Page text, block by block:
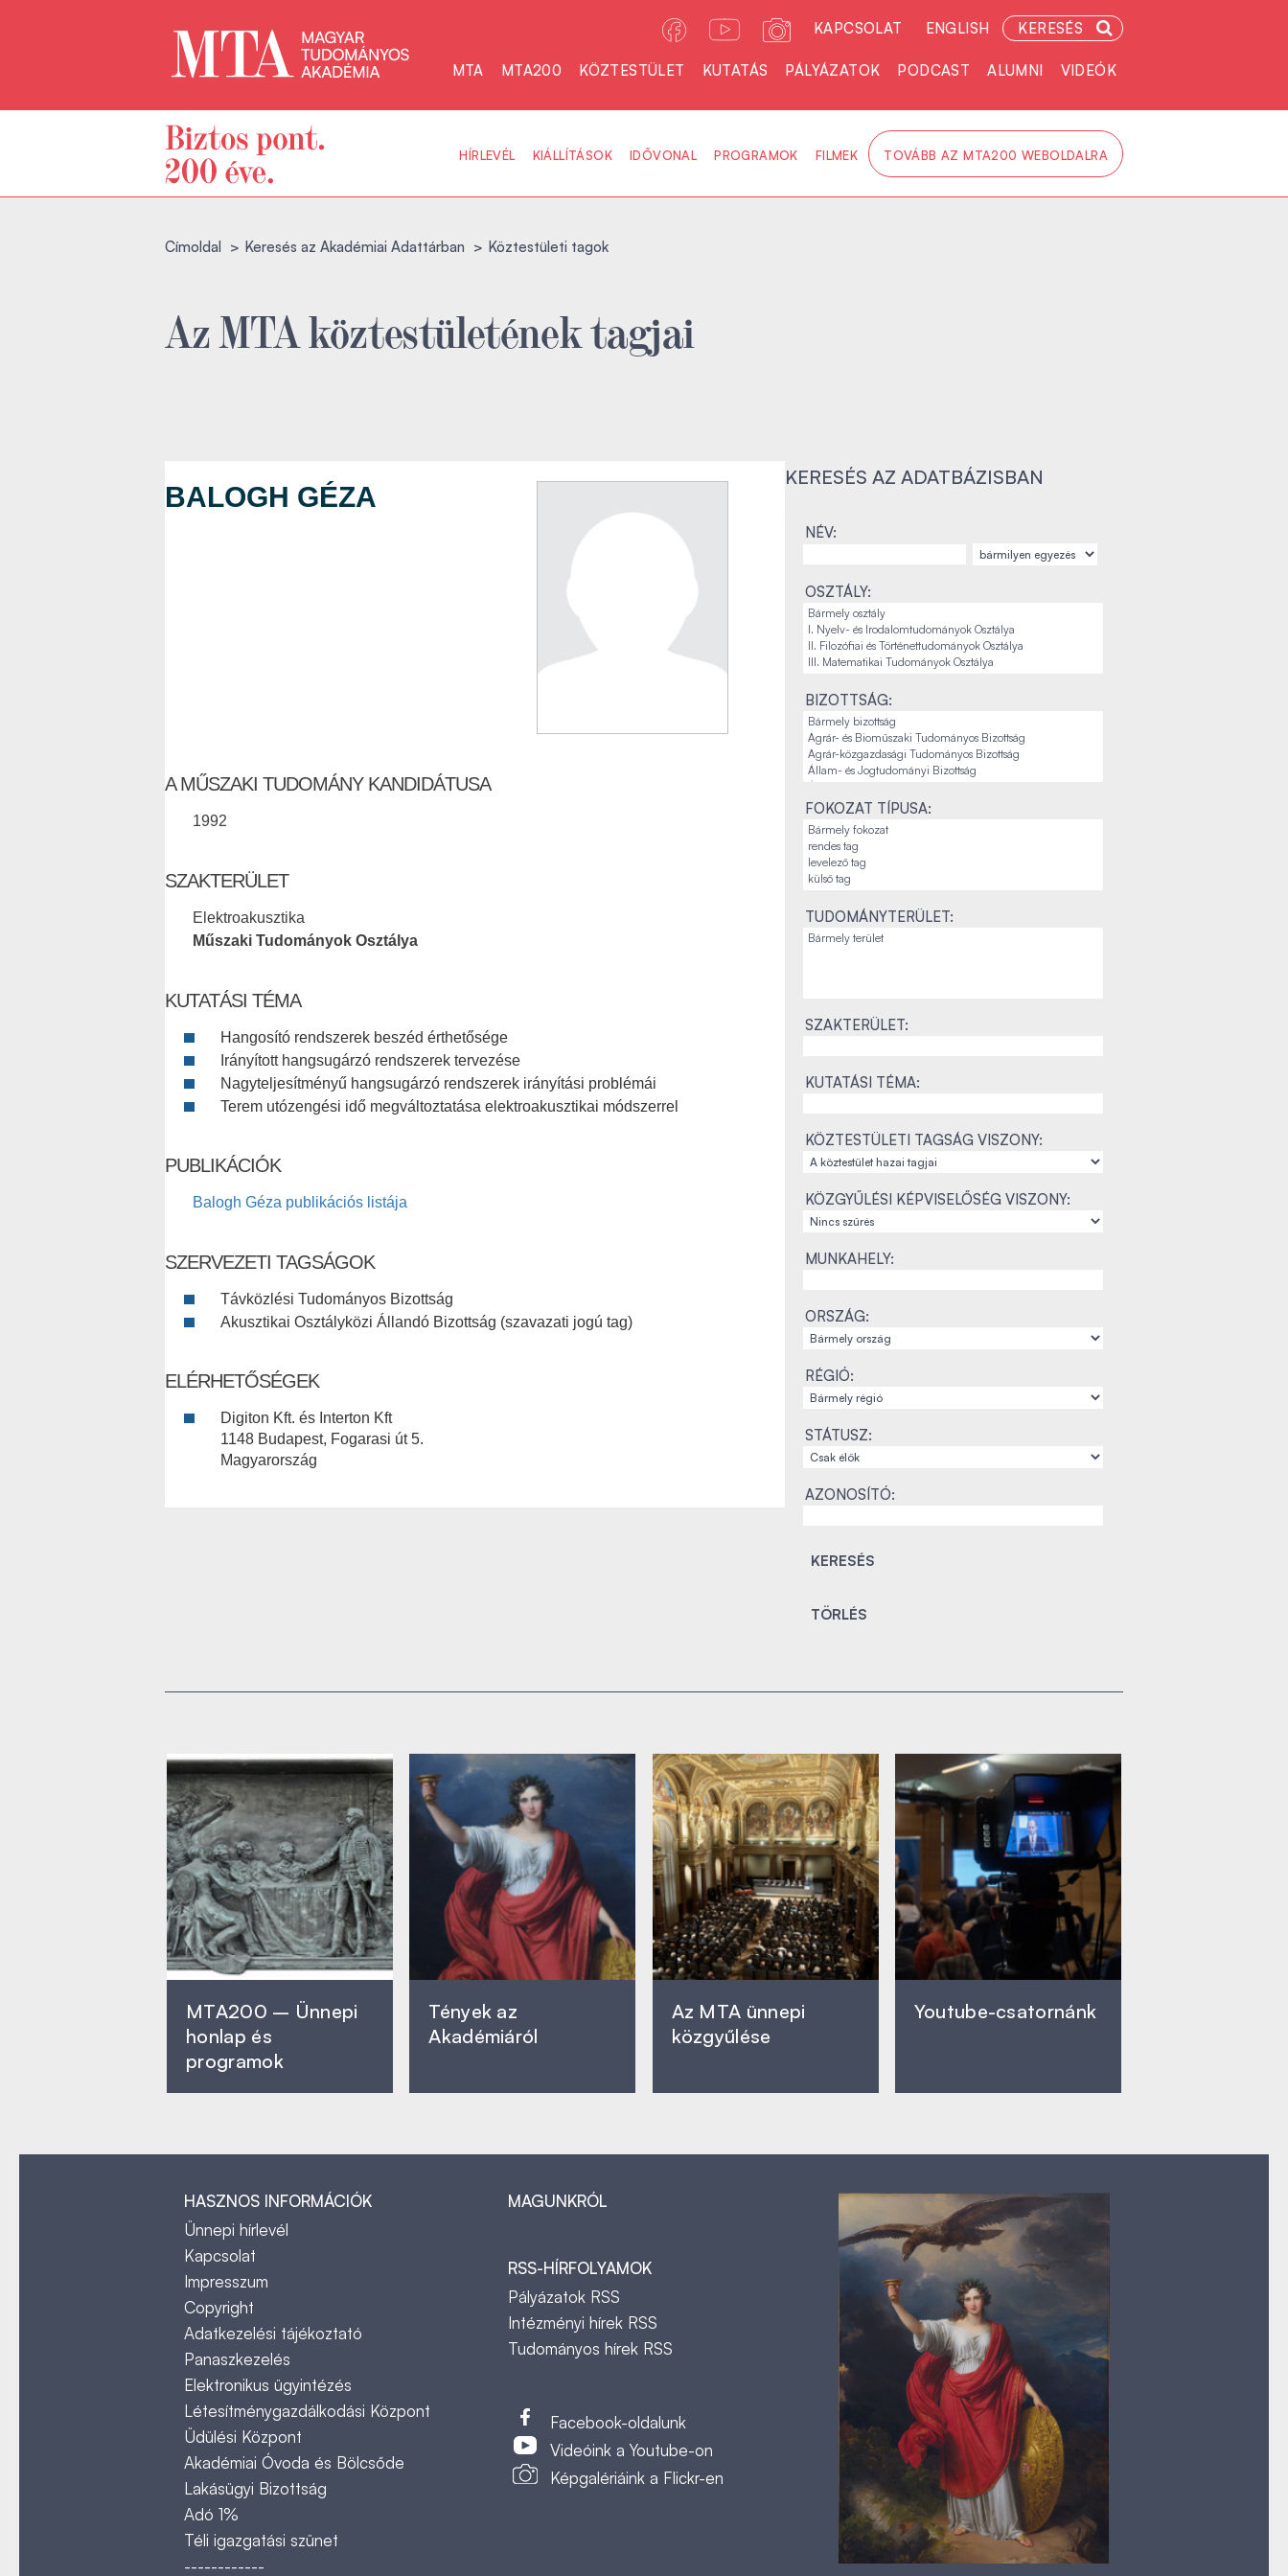
KAPCSOLAT ENGLISH KERESÉS
MTA MTA200 KÖZTESTÜLET KUTATÁS PÁLYÁZATOK PODCAST ALUMNI VIDEÓK
HÍRLEVÉL KIÁLLÍTÁSOK IDŐVONAL PROGRAMOK FILMEK TOVÁBB AZ MTA200 WEBOLDALRA
Címoldal Keresés az Akadémiai Adattárban Köztestületi tagok
Az MTA köztestületének tagjai
BALOGH GÉZA
A MŰSZAKI TUDOMÁNY KANDIDÁTUSA
1992
SZAKTERÜLET
Elektroakusztika
Műszaki Tudományok Osztálya
KUTATÁSI TÉMA
Hangosító rendszerek beszéd érthetősége
Irányított hangsugárzó rendszerek tervezése
Nagyteljesítményű hangsugárzó rendszerek irányítási problémái
Terem utózengési idő megváltoztatása elektroakusztikai módszerrel
PUBLIKÁCIÓK
Balogh Géza publikációs listája
SZERVEZETI TAGSÁGOK
Távközlési Tudományos Bizottság
Akusztikai Osztályközi Állandó Bizottság (szavazati jogú tag)
ELÉRHETŐSÉGEK
Digiton Kft. és Interton Kft
1148 Budapest, Fogarasi út 5.
Magyarország
KERESÉS AZ ADATBÁZISBAN
NÉV:
OSZTÁLY:
BIZOTTSÁG:
FOKOZAT TÍPUSA:
TUDOMÁNYTERÜLET:
SZAKTERÜLET:
KUTATÁSI TÉMA:
KÖZTESTÜLETI TAGSÁG VISZONY:
KÖZGYŰLÉSI KÉPVISELŐSÉG VISZONY:
MUNKAHELY:
ORSZÁG:
RÉGIÓ:
STÁTUSZ:
AZONOSÍTÓ:
MTA200 – Ünnepi
honlap és
programok
Tények az
Akadémiáról
Az MTA ünnepi
közgyűlése
Youtube-csatornánk
HASZNOS INFORMÁCIÓK
Ünnepi hírlevél
Kapcsolat
Impresszum
Copyright
Adatkezelési tájékoztató
Panaszkezelés
Elektronikus ügyintézés
Létesítménygazdálkodási Központ
Üdülési Központ
Akadémiai Óvoda és Bölcsőde
Lakásügyi Bizottság
Adó 1%
Téli igazgatási szünet
------------
MAGUNKRÓL
RSS-HÍRFOLYAMOK
Pályázatok RSS
Intézményi hírek RSS
Tudományos hírek RSS
Facebook-oldalunk
Videóink a Youtube-on
Képgalériáink a Flickr-en